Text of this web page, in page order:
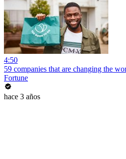
4:50
59 companies that are changing the
Fortune
hace 3 años